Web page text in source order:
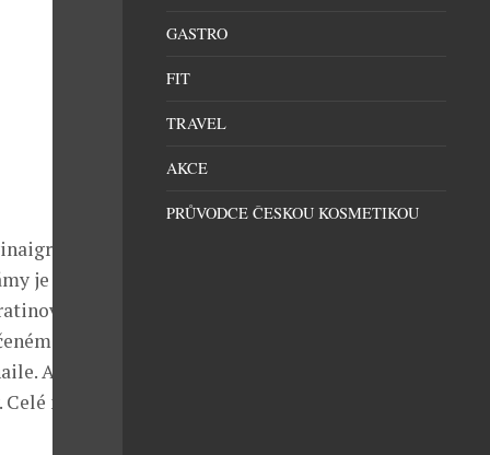
je
do
A jako
menu
GASTRO
FIT
TRAVEL
AKCE
PRŮVODCE ČESKOU KOSMETIKOU